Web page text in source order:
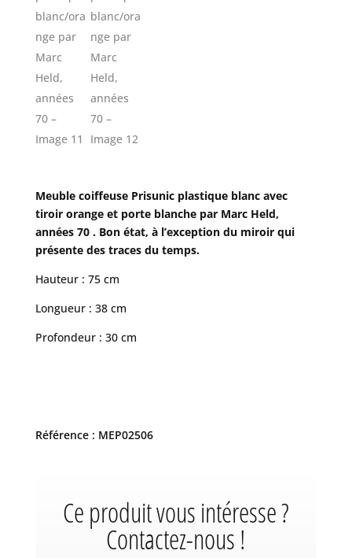
Meuble coiffeuse Prisunic plastique blanc avec
tiroir orange et porte blanche par Marc Held,
années 70 . Bon état, à l’exception du miroir qui
présente des traces du temps.
Hauteur : 75 cm
Longueur : 38 cm
Profondeur : 30 cm
Référence : MEP02506
Ce produit vous intéresse ?
Contactez-nous !